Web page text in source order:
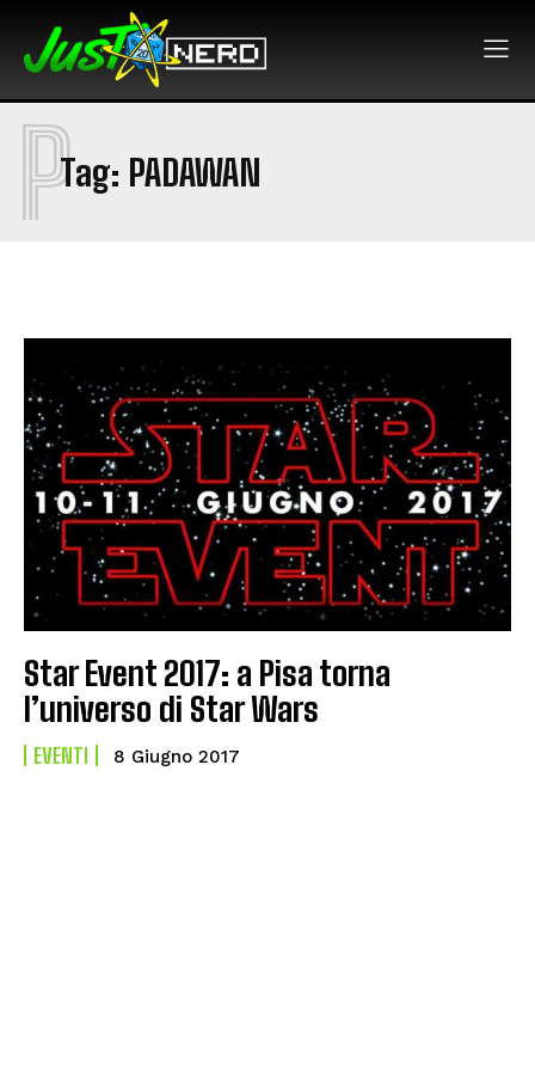
Tag: PADAWAN
P
Star Event 2017: a Pisa torna
l’universo di Star Wars
EVENTI 8 Giugno 2017